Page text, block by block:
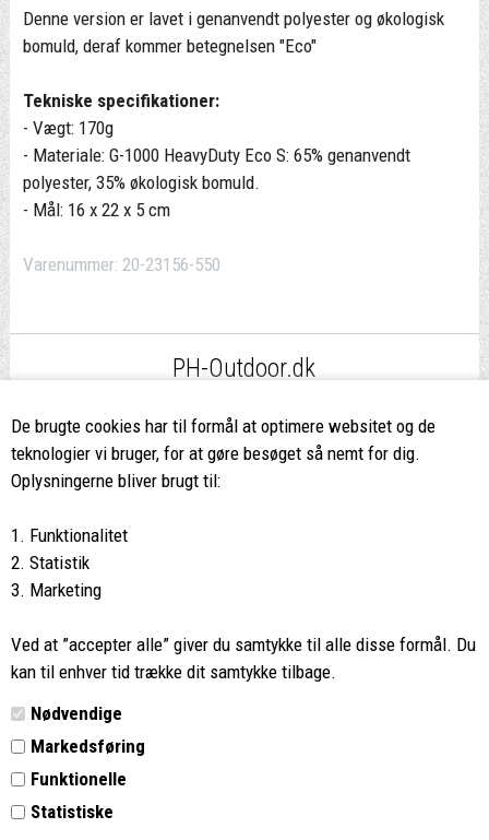
De brugte cookies har til formål at optimere websitet og de
teknologier vi bruger, for at gøre besøget så nemt for dig.
Oplysningerne bliver brugt til:
1. Funktionalitet
2. Statistik
3. Marketing
Ved at ”accepter alle” giver du samtykke til alle disse formål. Du
kan til enhver tid trække dit samtykke tilbage.
Nødvendige
Markedsføring
Funktionelle
Statistiske
Denne version er lavet i genanvendt polyester og økologisk
bomuld, deraf kommer betegnelsen "Eco"
Tekniske specifikationer:
- Vægt: 170g
- Materiale: G-1000 HeavyDuty Eco S: 65% genanvendt
polyester, 35% økologisk bomuld.
- Mål: 16 x 22 x 5 cm
Varenummer: 20-23156-550
PH-Outdoor.dk
ved køb over 499,-*
8662 2113
Vi glæder os til at se dig